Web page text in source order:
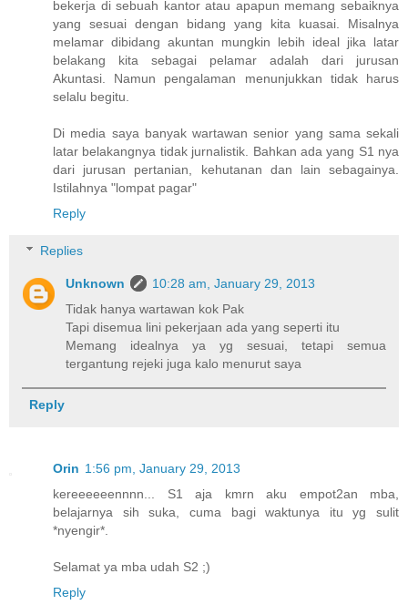
bekerja di sebuah kantor atau apapun memang sebaiknya
yang sesuai dengan bidang yang kita kuasai. Misalnya
melamar dibidang akuntan mungkin lebih ideal jika latar
belakang kita sebagai pelamar adalah dari jurusan
Akuntasi. Namun pengalaman menunjukkan tidak harus
selalu begitu.
Di media saya banyak wartawan senior yang sama sekali
latar belakangnya tidak jurnalistik. Bahkan ada yang S1 nya
dari jurusan pertanian, kehutanan dan lain sebagainya.
Istilahnya "lompat pagar"
Reply
Replies
Unknown
10:28 am, January 29, 2013
Tidak hanya wartawan kok Pak
Tapi disemua lini pekerjaan ada yang seperti itu
Memang idealnya ya yg sesuai, tetapi semua
tergantung rejeki juga kalo menurut saya
Reply
Orin 1:56 pm, January 29, 2013
kereeeeeennnn... S1 aja kmrn aku empot2an mba,
belajarnya sih suka, cuma bagi waktunya itu yg sulit
*nyengir*.
Selamat ya mba udah S2 ;)
Reply